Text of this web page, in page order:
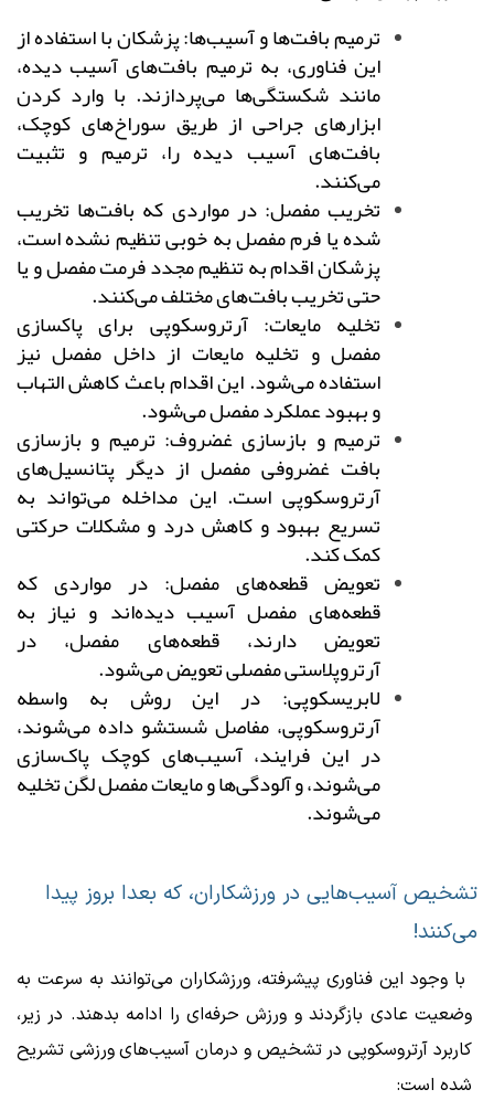
ترمیم بافت‌ها و آسیب‌ها: پزشکان با استفاده از
این فناوری، به ترمیم بافت‌های آسیب دیده،
مانند شکستگی‌ها می‌پردازند. با وارد کردن
ابزارهای جراحی از طریق سوراخ‌های کوچک،
بافت‌های آسیب دیده را، ترمیم و تثبیت
می‌کنند.
تخریب مفصل: در مواردی که بافت‌ها تخریب
شده یا فرم مفصل به خوبی تنظیم نشده است،
پزشکان اقدام به تنظیم مجدد فرمت مفصل و یا
حتی تخریب بافت‌های مختلف می‌کنند.
تخلیه مایعات: آرتروسکوپی برای پاکسازی
مفصل و تخلیه مایعات از داخل مفصل نیز
استفاده می‌شود. این اقدام باعث کاهش التهاب
و بهبود عملکرد مفصل می‌شود.
ترمیم و بازسازی غضروف: ترمیم و بازسازی
بافت غضروفی مفصل از دیگر پتانسیل‌های
آرتروسکوپی است. این مداخله می‌تواند به
تسریع بهبود و کاهش درد و مشکلات حرکتی
کمک کند.
تعویض قطعه‌های مفصل: در مواردی که
قطعه‌های مفصل آسیب دیده‌اند و نیاز به
تعویض دارند، قطعه‌های مفصل، در
آرتروپلاستی مفصلی تعویض می‌شود.
لابریسکوپی: در این روش به واسطه
آرتروسکوپی، مفاصل شستشو داده می‌شوند،
در این فرایند، آسیب‌های کوچک پاک‌سازی
می‌شوند، و آلودگی‌ها و مایعات مفصل لگن تخلیه
می‌شوند.
تشخیص آسیب‌هایی در ورزشکاران، که بعدا بروز پیدا
می‌کنند!
با وجود این فناوری پیشرفته، ورزشکاران می‌توانند به سرعت به
وضعیت عادی بازگردند و ورزش حرفه‌ای را ادامه بدهند. در زیر،
کاربرد آرتروسکوپی در تشخیص و درمان آسیب‌های ورزشی تشریح
شده است: